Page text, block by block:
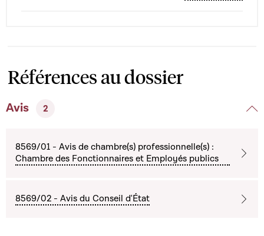
Références au dossier
Avis 2
8569/01 - Avis de chambre(s) professionnelle(s) :
Chambre des Fonctionnaires et Employés publics
8569/02 - Avis du Conseil d'État